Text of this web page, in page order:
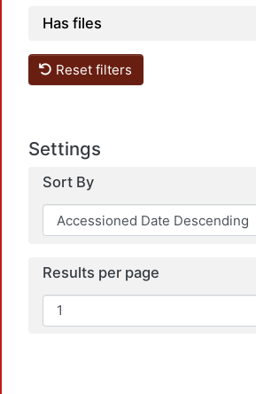
Has files
Reset filters
Settings
Sort By
Results per page